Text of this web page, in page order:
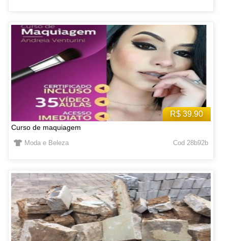
R$ 39.90
Curso de maquiagem
Moda e Beleza Cod 28b92b